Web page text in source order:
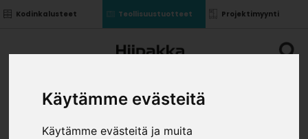
Käytämme evästeitä
Käytämme evästeitä ja muita
Kodinkalusteet Teollisuustuotteet Projektimyynti